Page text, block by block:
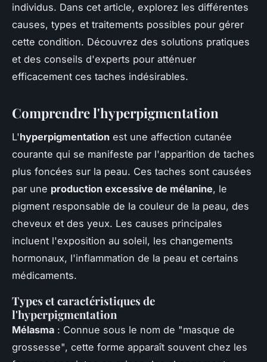
individus. Dans cet article, explorez les différentes
causes, types et traitements possibles pour gérer
cette condition. Découvrez des solutions pratiques
et des conseils d'experts pour atténuer
efficacement ces taches indésirables.
Comprendre l'hyperpigmentation
L'hyperpigmentation est une affection cutanée
courante qui se manifeste par l'apparition de taches
plus foncées sur la peau. Ces taches sont causées
par une production excessive de mélanine, le
pigment responsable de la couleur de la peau, des
cheveux et des yeux. Les causes principales
incluent l'exposition au soleil, les changements
hormonaux, l'inflammation de la peau et certains
médicaments.
Types et caractéristiques de
l'hyperpigmentation
Mélasma : Connue sous le nom de "masque de
grossesse", cette forme apparaît souvent chez les